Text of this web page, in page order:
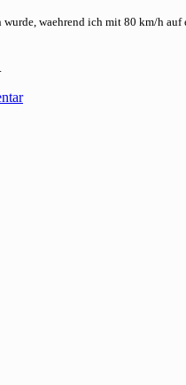
waehrend ich mit 80 km/h auf
zu